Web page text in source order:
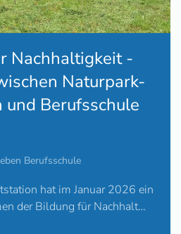
Nachhaltigkeit -
Naturpark-
Berufsschule
Berufsschule
hat im Januar 2026 ein
der Bildung für Nachhalt…